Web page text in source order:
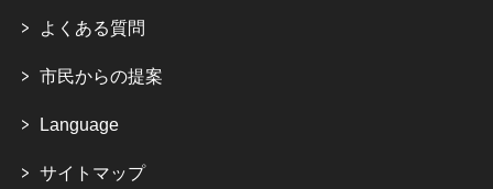
よくある質問
市民からの提案
Language
サイトマップ